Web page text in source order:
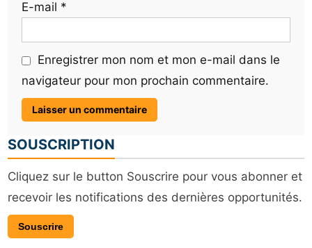
E-mail *
Enregistrer mon nom et mon e-mail dans le
navigateur pour mon prochain commentaire.
SOUSCRIPTION
Cliquez sur le button Souscrire pour vous abonner et
recevoir les notifications des dernières opportunités.
Souscrire